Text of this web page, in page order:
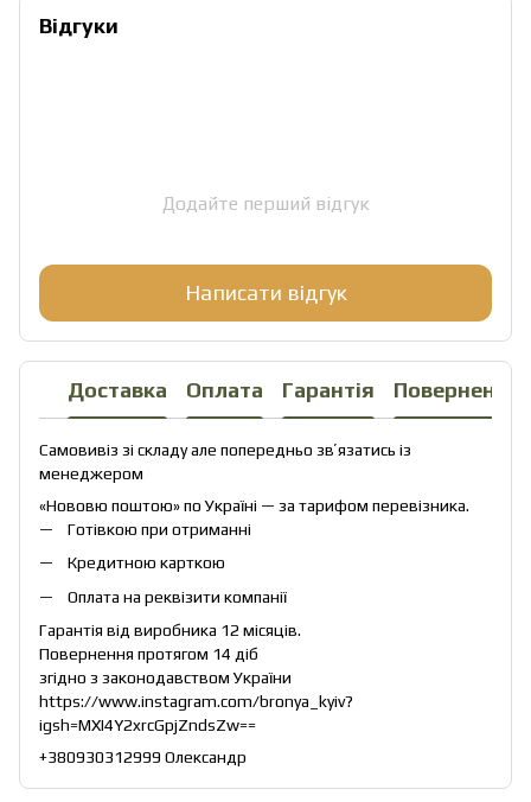
Відгуки
Додайте перший відгук
Написати відгук
Доставка Оплата Гарантія Повернення
Самовивіз зі складу але попередньо звʼязатись із
менеджером
«Нововю поштою» по Україні — за тарифом перевізника.
Готівкою при отриманні
Кредитною карткою
Оплата на реквізити компанії
Гарантія від виробника 12 місяців.
Повернення протягом 14 діб
згідно з законодавством України
https://www.instagram.com/bronya_kyiv?
igsh=MXI4Y2xrcGpjZndsZw==
+380930312999 Олександр